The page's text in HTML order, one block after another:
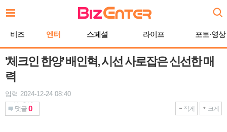
문
비즈 엔터 스페셜 라이프 포토·영상
'체크인 한양' 배인혁, 시선 사로잡은 신선한 매
력
입력 2024-12-24 08:40
댓글 0 작게 크게